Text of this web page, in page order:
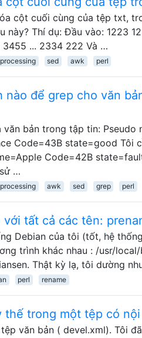
cột cuối cùng của tệp txt,
này? Thí dụ: Đầu vào: 1223
... 2334 222 Và …
sed awk perl
nào để grep cho văn
văn bản trong tập tin:
Code=43B state=good Tôi
Code=42B
…
awk sed grep perl
với tất cả các tên:
Debian của tôi (tốt, hệ
trình khác nhau : /usr/
Thật kỳ lạ, tôi dường
perl rename
thế trong một tệp có
văn bản ( devel.xml). Tôi